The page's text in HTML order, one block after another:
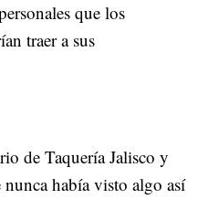
que los
traer a sus
de Taquería Jalisco y
había visto algo así